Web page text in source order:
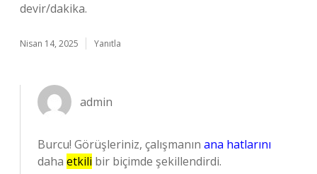
devir/dakika.
Nisan 14, 2025 Yanıtla
admin
Burcu! Görüşleriniz, çalışmanın ana hatlarını
daha etkili bir biçimde şekillendirdi.